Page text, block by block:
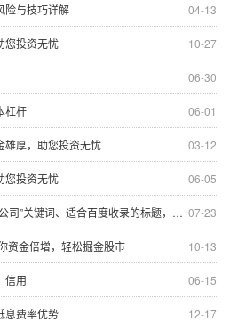
04-13
险与技巧详解
10-27
您投资无忧
06-30
06-01
杠杆
03-12
雄厚，助您投资无忧
06-05
您投资无忧
07-23
词、适合百度收录的标题，均在以内：
10-13
资金倍增，轻松掘金股市
06-15
信用
12-17
息费率优势